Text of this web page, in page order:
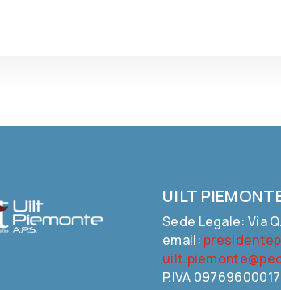
UILT
Sede Legale: Via
email:
P.IVA